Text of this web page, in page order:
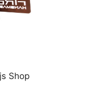
Shop